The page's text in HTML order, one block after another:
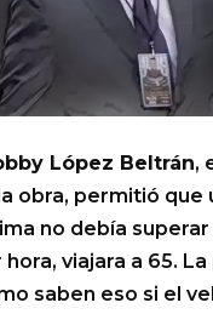
López Beltrán,
obra, permitió que
no debía superar
viajara a 65.
saben eso si el